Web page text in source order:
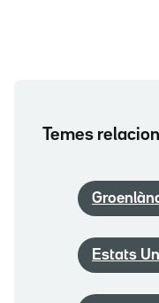
Temes
Estats